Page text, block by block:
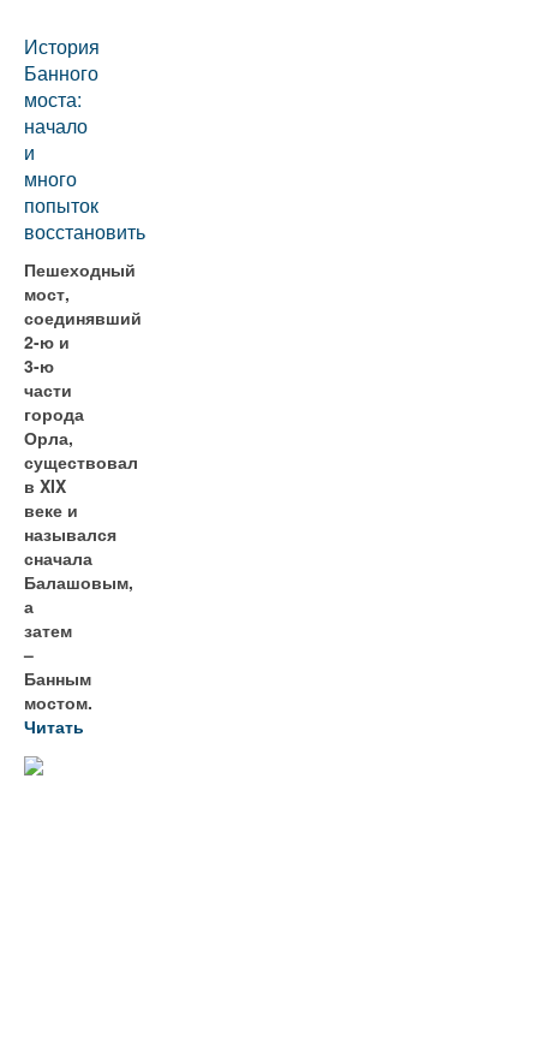
История
Банного
моста:
начало
и
много
попыток
восстановить
Пешеходный
мост,
соединявший
2-ю и
3-ю
части
города
Орла,
существовал
в XIX
веке и
назывался
сначала
Балашовым,
а
затем
–
Банным
мостом.
Читать